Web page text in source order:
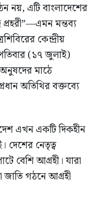
নয়, এটি বাংলাদেশের
প্রহরী”—এমন মন্তব্য
কেন্দ্রীয়
(১৭ জুলাই)
অনুষদের মাঠে
অতিথির বক্তব্যে
এখন একটি দিকহীন
দেশের নেতৃত্ব
বেশি আগ্রহী। যারা
জাতি গঠনে আগ্রহী